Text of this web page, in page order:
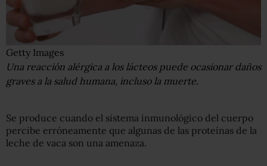
Getty Images
Una reacción alérgica a los lácteos puede ocasionar daños
graves a la salud humana, incluso la muerte.
Se produce cuando el sistema inmunológico del cuerpo
percibe erróneamente que algunas de las proteínas de la
leche de vaca son una amenaza.